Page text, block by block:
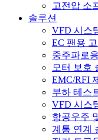
고전압 소
솔루션
VFD 시스
EC 팬용
중주파로
모터 보호
EMC/RFI
부하 테스
VFD 시스
항공우주
계통 연계